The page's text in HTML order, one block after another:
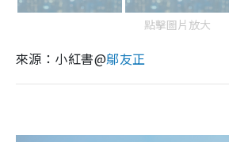
點擊圖片放大
來源：小紅書@鄔友正